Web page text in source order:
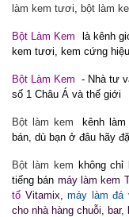
làm kem tươi
bột làm
Bột Làm Kem
là kênh
kem tươi, kem cứng
Bột Làm Kem - Nhà tư
số 1 Châu Á và thế giới
Bột làm kem
kênh
bán, dù bạn ở đâu hãy
Bột làm kem không chỉ
tiếng bán máy làm kem
tố Vitamix,máy làm đá
cho nhà hàng chuỗi, bar,